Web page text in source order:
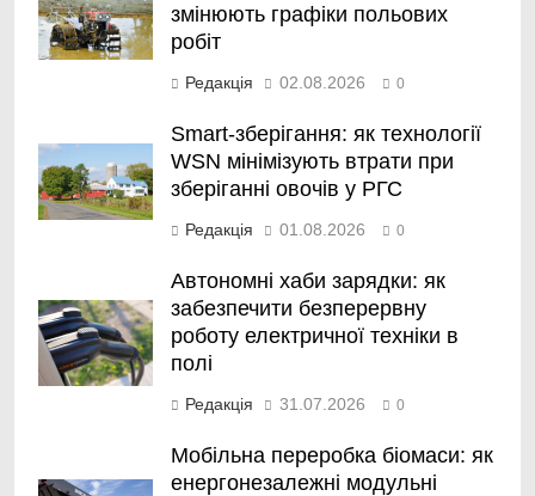
змінюють графіки польових
робіт
Редакція 02.08.2026 0
Smart-зберігання: як технології
WSN мінімізують втрати при
зберіганні овочів у РГС
Редакція 01.08.2026 0
Автономні хаби зарядки: як
забезпечити безперервну
роботу електричної техніки в
полі
Редакція 31.07.2026 0
Мобільна переробка біомаси: як
енергонезалежні модульні